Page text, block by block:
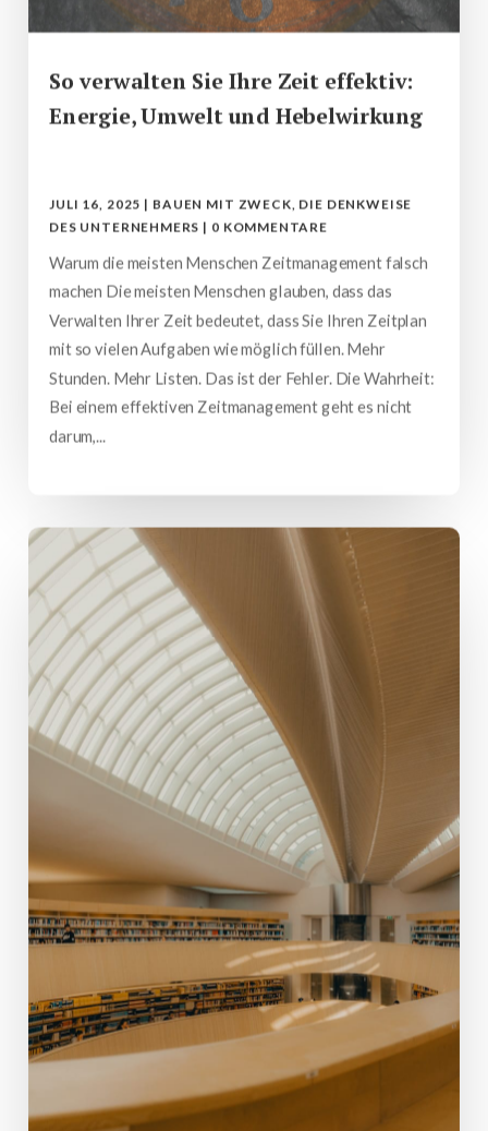
So verwalten Sie Ihre Zeit effektiv:
Energie, Umwelt und Hebelwirkung
JULI 16, 2025 | BAUEN MIT ZWECK DIE DENKWEISE
DES UNTERNEHMERS | 0 KOMMENTARE
Warum die meisten Menschen Zeitmanagement falsch
machen Die meisten Menschen glauben, dass das
Verwalten Ihrer Zeit bedeutet, dass Sie Ihren Zeitplan
mit so vielen Aufgaben wie möglich füllen. Mehr
Stunden. Mehr Listen. Das ist der Fehler. Die Wahrheit:
Bei einem effektiven Zeitmanagement geht es nicht
darum,...